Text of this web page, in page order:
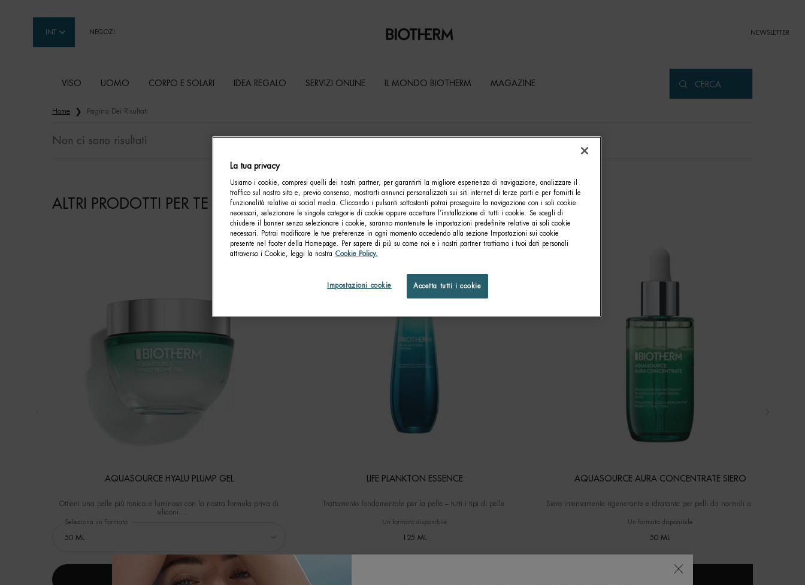
INT NEGOZI NEWSLETTER
VISO UOMO CORPO E SOLARI IDEA REGALO SERVIZI ONLINE IL MONDO BIOTHERM MAGAZINE CERCA
Home
Pagina Dei Risultati
Non ci sono risultati
ALTRI PRODOTTI PER TE
AQUASOURCE HYALU PLUMP GEL
Ottieni una pelle più tonica e luminosa con la nostra formula priva di
siliconi.
Il 92% delle donne nota una pelle più idratata* *test di autovalutazione
Seleziona un Formato
SCOPRI DI PIÙ
LIFE PLANKTON ESSENCE
Trattamento fondamentale per la pelle – tutti i tipi di pelle.
Un formato disponibile
125 ML
AQUASOURCE AURA CONCENTRATE SIERO
Siero intensamente rigenerante e idratante per pelli da normali a secche
Un formato disponibile
50 ML
La tua privacy
Usiamo i cookie, compresi quelli dei nostri partner, per garantirti la migliore esperienza di navigazione, analizzare il
traffico sul nostro sito e, previo consenso, mostrarti annunci personalizzati sui siti internet di terze parti e per fornirti le
funzionalità relative ai social media. Cliccando i pulsanti sottostanti potrai proseguire la navigazione con i soli cookie
necessari, selezionare le singole categorie di cookie oppure accettare l’installazione di tutti i cookie. Se scegli di
chiudere il banner senza selezionare i cookie, saranno mantenute le impostazioni predefinite relative ai soli cookie
necessari. Potrai modificare le tue preferenze in ogni momento accedendo alla sezione Impostazioni sui cookie
presente nel footer della Homepage. Per sapere di più su come noi e i nostri partner trattiamo i tuoi dati personali
attraverso i Cookie, leggi la nostra Cookie Policy.
Impostazioni cookie Accetta tutti i cookie